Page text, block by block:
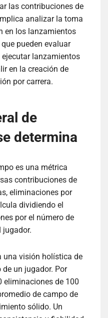
las contribuciones de
analizar la toma
en los lanzamientos
pueden evaluar
lanzamientos
en la creación de
por carrera.
de
determina
es una métrica
contribuciones de
eliminaciones por
dividiendo el
por el número de
jugador.
una visión holística de
un jugador. Por
eliminaciones de 100
de campo de
sólido. Un